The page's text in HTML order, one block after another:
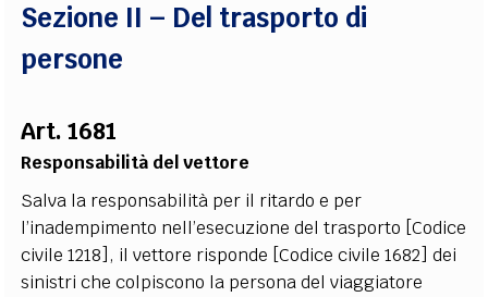
Sezione II – Del trasporto di
persone
Art. 1681
Responsabilità del vettore
Salva la responsabilità per il ritardo e per
l’inadempimento nell’esecuzione del trasporto [Codice
civile 1218], il vettore risponde [Codice civile 1682] dei
sinistri che colpiscono la persona del viaggiatore